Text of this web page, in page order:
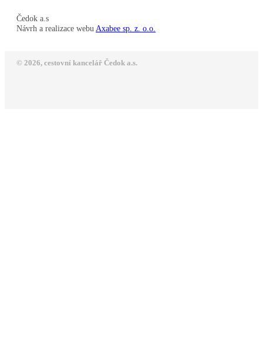
Čedok a.s
Návrh a realizace webu Axabee sp. z. o.o.
© 2026, cestovní kancelář Čedok a.s.